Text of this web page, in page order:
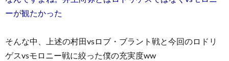
ーが観たかった
そんな中、上述の村田vsロブ・ブラント戦と今回のロドリ
ゲスvsモロニー戦に絞った僕の充実度ww